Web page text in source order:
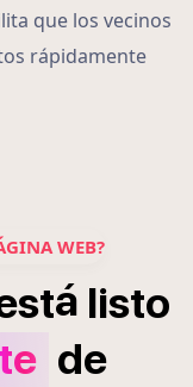
que los vecinos
rápidamente
WEB?
á listo
de